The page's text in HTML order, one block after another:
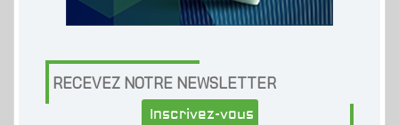
RECEVEZ NOTRE NEWSLETTER
Inscrivez-vous